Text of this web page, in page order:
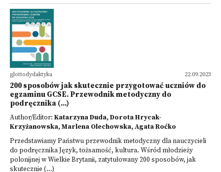
22.09.2023
glottodydaktyka
200 sposobów jak skutecznie przygotować uczniów do
egzaminu GCSE. Przewodnik metodyczny do
podręcznika (...)
Author/Editor: Katarzyna Duda, Dorota Hrycak-
Krzyżanowska, Marlena Olechowska, Agata Roćko
Przedstawiamy Państwu przewodnik metodyczny dla nauczycieli
do podręcznika Język, tożsamość, kultura. Wśród młodzieży
polonijnej w Wielkie Brytanii, zatytułowany 200 sposobów, jak
skutecznie (...)